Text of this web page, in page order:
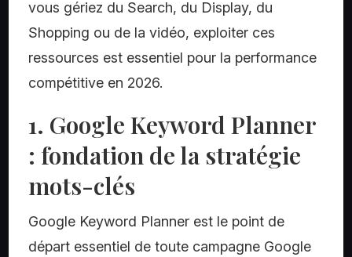
vous gériez du Search, du Display, du
Shopping ou de la vidéo, exploiter ces
ressources est essentiel pour la performance
compétitive en 2026.
1. Google Keyword Planner
: fondation de la stratégie
mots-clés
Google Keyword Planner est le point de
départ essentiel de toute campagne Google